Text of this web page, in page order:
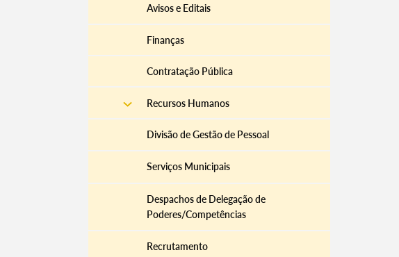
Avisos e Editais
Finanças
Contratação Pública
Recursos Humanos
Divisão de Gestão de Pessoal
Serviços Municipais
Despachos de Delegação de
Poderes/Competências
Recrutamento